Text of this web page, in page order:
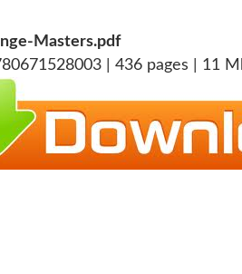
Masters.pdf
| 436 pages | 11